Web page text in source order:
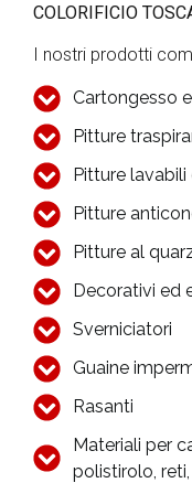
COLORIFICIO
I nostri prodotti
Cartongesso
Pitture
Pitture
Pitture
Pitture al
Decorativi ed
Sverniciatori
Guaine
Rasanti
Materiali per
polistirolo,